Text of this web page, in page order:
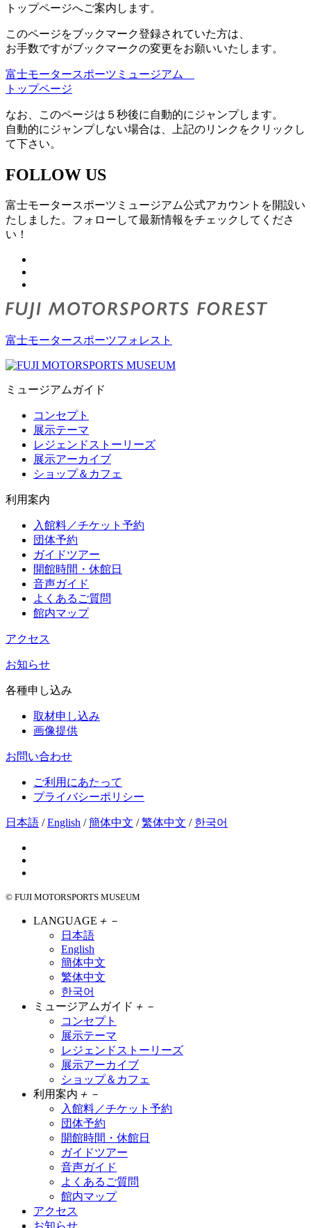
トップページへご案内します。
このページをブックマーク登録されていた方は、
お手数ですがブックマークの変更をお願いいたします。
富士モータースポーツミュージアム
トップページ
なお、このページは５秒後に自動的にジャンプします。
自動的にジャンプしない場合は、上記のリンクをクリックし
て下さい。
FOLLOW US
富士モータースポーツミュージアム公式アカウントを開設い
たしました。フォローして最新情報をチェックしてくださ
い！
富士モータースポーツフォレスト
ミュージアムガイド
コンセプト
展示テーマ
レジェンドストーリーズ
展示アーカイブ
ショップ＆カフェ
利用案内
入館料／チケット予約
団体予約
ガイドツアー
開館時間・休館日
音声ガイド
よくあるご質問
館内マップ
アクセス
お知らせ
各種申し込み
取材申し込み
画像提供
お問い合わせ
ご利用にあたって
プライバシーポリシー
日本語 /English /簡体中文 /繁体中文 / 한국어
© FUJI MOTORSPORTS MUSEUM
LANGUAGE ＋ －
日本語
English
簡体中文
繁体中文
한국어
ミュージアムガイド ＋ －
コンセプト
展示テーマ
レジェンドストーリーズ
展示アーカイブ
ショップ＆カフェ
利用案内 ＋ －
入館料／チケット予約
団体予約
開館時間・休館日
ガイドツアー
音声ガイド
よくあるご質問
館内マップ
アクセス